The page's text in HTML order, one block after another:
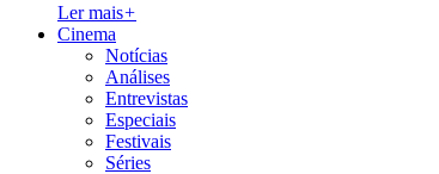
Ler mais+
Cinema
Notícias
Análises
Entrevistas
Especiais
Festivais
Séries